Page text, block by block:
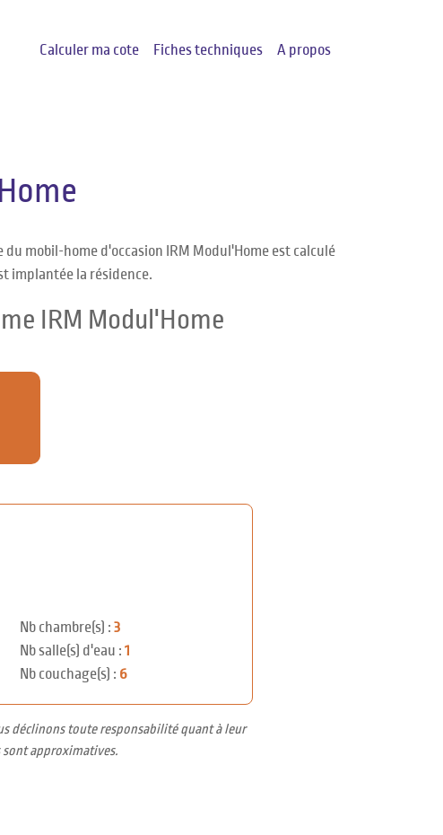
Calculer ma cote Fiches techniques A propos
mobil-home d'occasion IRM Modul'Home est calculé
implantée la résidence.
IRM Modul'Home
Nb chambre(s) :3
Nb salle(s) d'eau :1
Nb couchage(s) : 6
déclinons toute responsabilité quant à leur
sont approximatives.